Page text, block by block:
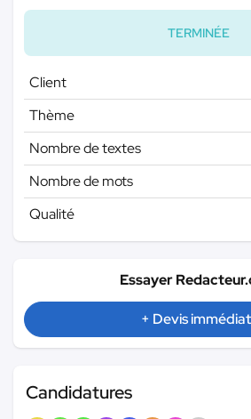
TERMINÉE
Client
Thème
Nombre de textes
Nombre de mots
Qualité
Essayer
+ Devis
Candidatures